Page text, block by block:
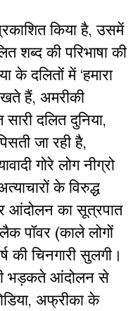
किया है, उसमें
शब्द की परिभाषा की
के दलितों में ‘हमारा
हैं, अमरीकी
दलित दुनिया,
जा रही है,
गोरे लोग नीग्रो
के विरुद्ध
आंदोलन का सूत्रपात
पॉवर (काले लोगों
की चिनगारी सुलगी।
भड़कते आंदोलन से
अफ्रीका के